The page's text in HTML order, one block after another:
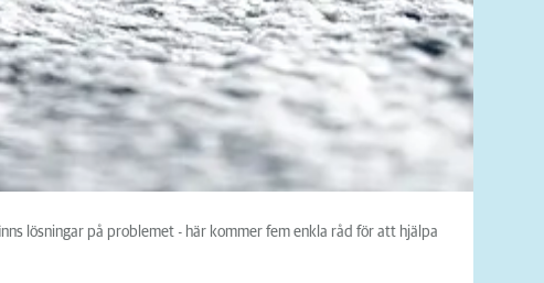
lösningar på problemet - här kommer fem enkla råd för att hjälpa